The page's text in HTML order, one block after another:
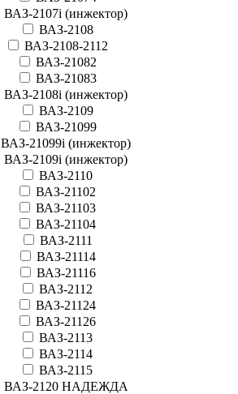
ВАЗ-2107i (инжектор)
ВАЗ-2108
ВАЗ-2108-2112
ВАЗ-21082
ВАЗ-21083
ВАЗ-2108i (инжектор)
ВАЗ-2109
ВАЗ-21099
ВАЗ-21099i (инжектор)
ВАЗ-2109i (инжектор)
ВАЗ-2110
ВАЗ-21102
ВАЗ-21103
ВАЗ-21104
ВАЗ-2111
ВАЗ-21114
ВАЗ-21116
ВАЗ-2112
ВАЗ-21124
ВАЗ-21126
ВАЗ-2113
ВАЗ-2114
ВАЗ-2115
ВАЗ-2120 НАДЕЖДА